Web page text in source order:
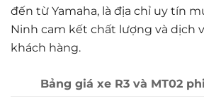
đến từ Yamaha, là địa chỉ uy tín
Ninh cam kết chất lượng và dịch
khách hàng.
Bảng giá xe R3 và MT02